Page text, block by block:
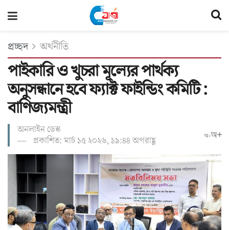
প্রচ্ছদ অর্থনীতি
পাইকারি ও খুচরা মূল্যের পার্থক্য
অনুসন্ধানে হবে ফ্যাক্ট ফাইন্ডিং কমিটি :
বাণিজ্যমন্ত্রী
অনলাইন ডেস্ক
প্রকাশিত: মার্চ ১৫ ২০২৬, ১৯:৪৪ অপরাহ্ণ
অ-অ+